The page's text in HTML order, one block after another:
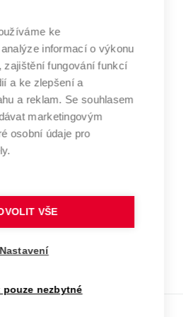
fondů
učení
technické
V BRNĚ
ke
informací o výkonu
zajištění fungování funkcí
a ke zlepšení a
a reklam. Se souhlasem
marketingovým
osobní údaje pro
VŠE
Nastavení
pouze nezbytné